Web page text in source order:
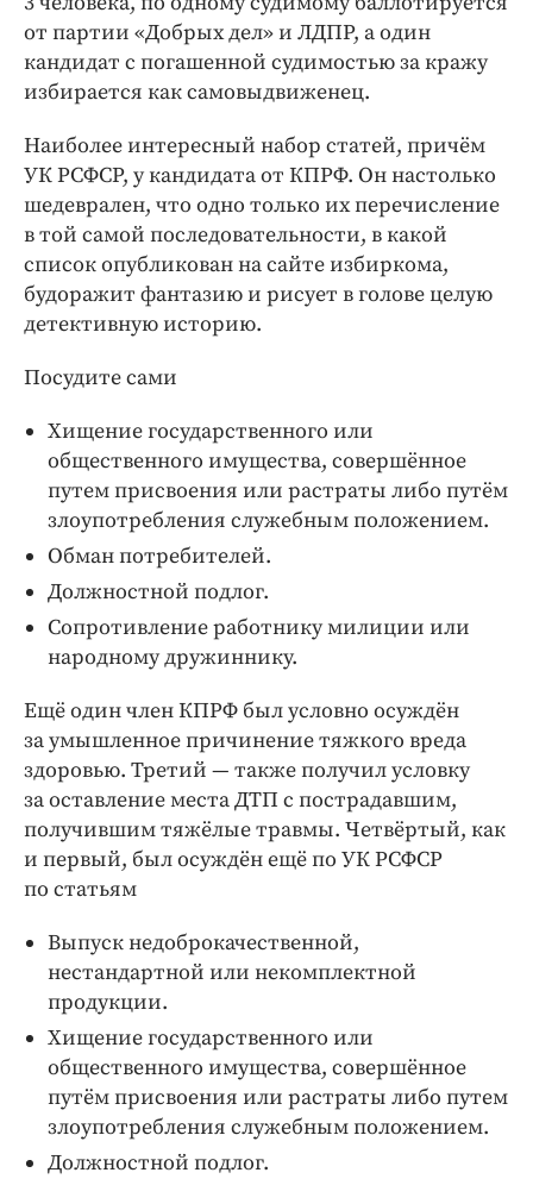
от партии «Добрых дел» и ЛДПР, а один
кандидат с погашенной судимостью за кражу
избирается как самовыдвиженец.
Наиболее интересный набор статей, причём
УК РСФСР, у кандидата от КПРФ. Он настолько
шедеврален, что одно только их перечисление
в той самой последовательности, в какой
список опубликован на сайте избиркома,
будоражит фантазию и рисует в голове целую
детективную историю.
Посудите сами
Хищение государственного или
общественного имущества, совершённое
путем присвоения или растраты либо путём
злоупотребления служебным положением.
Обман потребителей.
Должностной подлог.
Сопротивление работнику милиции или
народному дружиннику.
Ещё один член КПРФ был условно осуждён
за умышленное причинение тяжкого вреда
здоровью. Третий — ​также получил условку
за оставление места ДТП с пострадавшим,
получившим тяжёлые травмы. Четвёртый, как
и первый, был осуждён ещё по УК РСФСР
по статьям
Выпуск недоброкачественной,
нестандартной или некомплектной
продукции.
Хищение государственного или
общественного имущества, совершённое
путём присвоения или растраты либо путем
злоупотребления служебным положением.
Должностной подлог.